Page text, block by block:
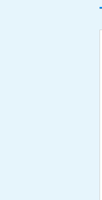
み
を
ぐ